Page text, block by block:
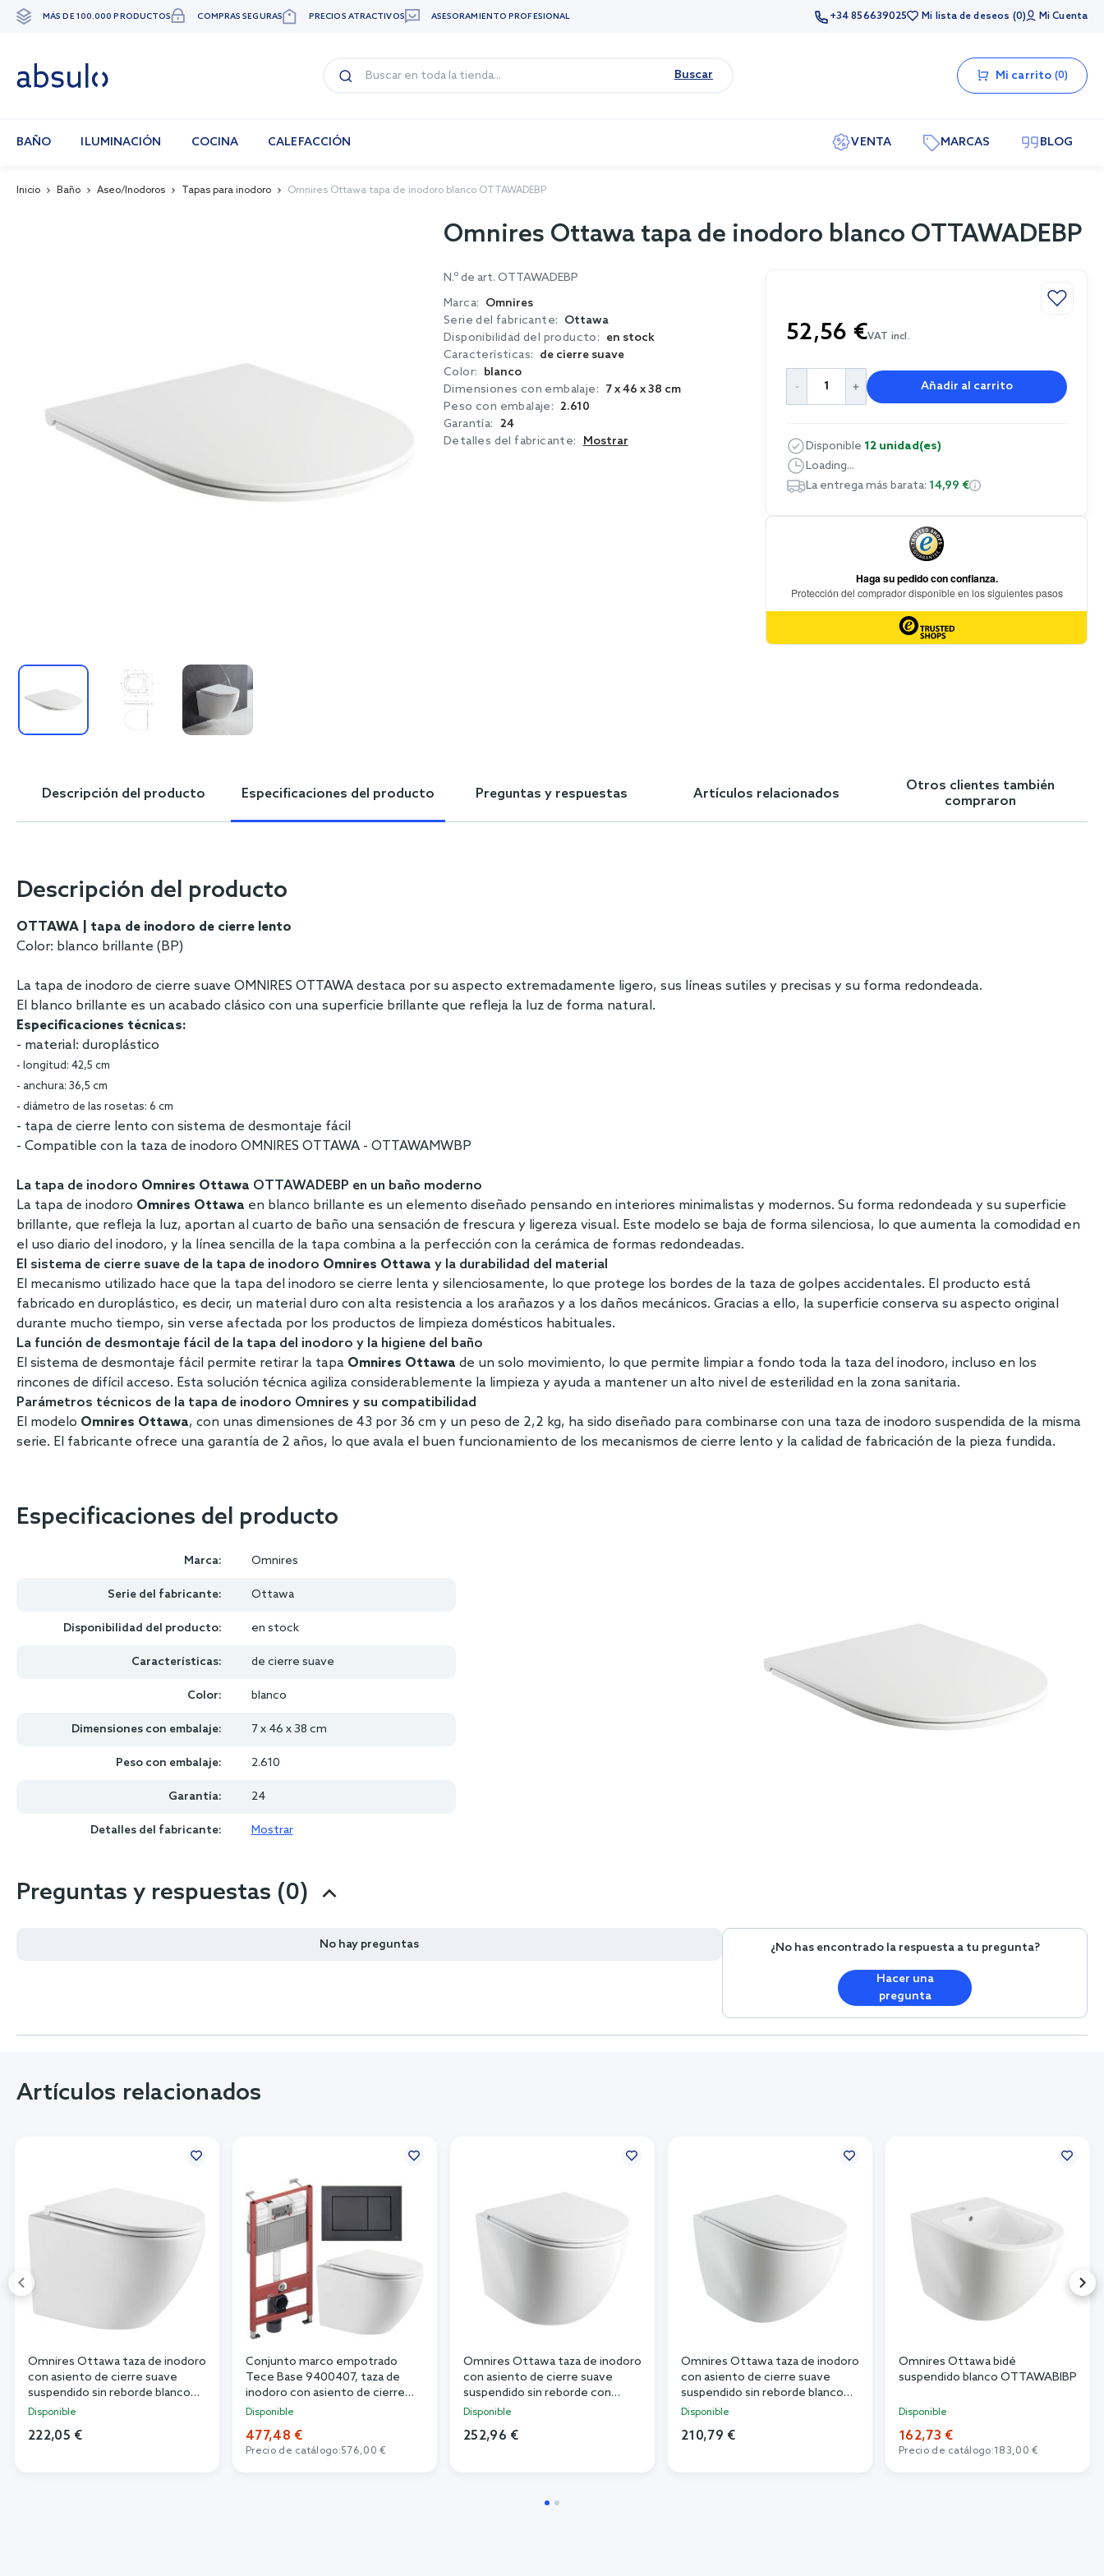
Ir
MÁS DE 100.000 PRODUCTOS COMPRAS SEGURAS PRECIOS ATRACTIVOS ASESORAMIENTO PROFESIONAL +34 856639025 Mi lista de deseos 0 Mi Cuenta
Buscar Mi carrito 0
BAÑO ILUMINACIÓN COCINA CALEFACCIÓN VENTA MARCAS BLOG
Inicio Baño Aseo/Inodoros Tapas para inodoro Omnires Ottawa tapa de inodoro blanco OTTAWADEBP
beginning
Omnires Ottawa tapa de inodoro blanco OTTAWADEBP
N.º de art. OTTAWADEBP
Marca: Omnires
Serie del fabricante: Ottawa
Disponibilidad del producto: en stock
Características: de cierre suave
Color: blanco
Dimensiones con embalaje: 7 x 46 x 38 cm
Peso con embalaje: 2.610
Garantía: 24
Detalles del fabricante:
Mostrar
52,56 €VAT incl.
Añadir al carrito
Disponible 12 unidad(es)
Loading...
La entrega más barata: 14,99 €
Descripción del producto Especificaciones del producto Preguntas y respuestas Artículos relacionados
Otros clientes también
compraron
Descripción del producto
OTTAWA | tapa de inodoro de cierre lento
Color: blanco brillante (BP)
La tapa de inodoro de cierre suave OMNIRES OTTAWA destaca por su aspecto extremadamente ligero, sus líneas sutiles y precisas y su forma redondeada.
El blanco brillante es un acabado clásico con una superficie brillante que refleja la luz de forma natural.
Especificaciones técnicas:
- material: duroplástico
- longitud: 42,5 cm
- anchura: 36,5 cm
- diámetro de las rosetas: 6 cm
- tapa de cierre lento con sistema de desmontaje fácil
- Compatible con la taza de inodoro OMNIRES OTTAWA - OTTAWAMWBP
La tapa de inodoro Omnires Ottawa OTTAWADEBP en un baño moderno
La tapa de inodoro Omnires Ottawa en blanco brillante es un elemento diseñado pensando en interiores minimalistas y modernos. Su forma redondeada y su superficie
brillante, que refleja la luz, aportan al cuarto de baño una sensación de frescura y ligereza visual. Este modelo se baja de forma silenciosa, lo que aumenta la comodidad en
el uso diario del inodoro, y la línea sencilla de la tapa combina a la perfección con la cerámica de formas redondeadas.
El sistema de cierre suave de la tapa de inodoro Omnires Ottawa y la durabilidad del material
El mecanismo utilizado hace que la tapa del inodoro se cierre lenta y silenciosamente, lo que protege los bordes de la taza de golpes accidentales. El producto está
fabricado en duroplástico, es decir, un material duro con alta resistencia a los arañazos y a los daños mecánicos. Gracias a ello, la superficie conserva su aspecto original
durante mucho tiempo, sin verse afectada por los productos de limpieza domésticos habituales.
La función de desmontaje fácil de la tapa del inodoro y la higiene del baño
El sistema de desmontaje fácil permite retirar la tapa Omnires Ottawa de un solo movimiento, lo que permite limpiar a fondo toda la taza del inodoro, incluso en los
rincones de difícil acceso. Esta solución técnica agiliza considerablemente la limpieza y ayuda a mantener un alto nivel de esterilidad en la zona sanitaria.
Parámetros técnicos de la tapa de inodoro Omnires y su compatibilidad
El modelo Omnires Ottawa, con unas dimensiones de 43 por 36 cm y un peso de 2,2 kg, ha sido diseñado para combinarse con una taza de inodoro suspendida de la misma
serie. El fabricante ofrece una garantía de 2 años, lo que avala el buen funcionamiento de los mecanismos de cierre lento y la calidad de fabricación de la pieza fundida.
Especificaciones del producto
Marca: Omnires
Serie del fabricante: Ottawa
Disponibilidad del producto: en stock
Características: de cierre suave
Color: blanco
Dimensiones con embalaje: 7 x 46 x 38 cm
Peso con embalaje: 2.610
Garantía: 24
Detalles del fabricante: Mostrar
Preguntas y respuestas (0)
No hay preguntas ¿No has encontrado la respuesta a tu pregunta?
Hacer una
pregunta
Artículos relacionados
Omnires Ottawa taza de inodoro
con asiento de cierre suave
suspendido sin reborde blanco
brillante OTTAWAMWBP
Disponible
222,05 €
Conjunto marco empotrado
Tece Base 9400407, taza de
inodoro con asiento de cierre
suave Omnires Ottawa
Disponible
477,48 €
Precio de catálogo:576,00 €
Omnires Ottawa taza de inodoro
con asiento de cierre suave
suspendido sin reborde con
descarga de remolino blanco
Disponible
252,96 €
Omnires Ottawa taza de inodoro
con asiento de cierre suave
suspendido sin reborde blanco
brillante OTTAWACMWBP
Disponible
210,79 €
Omnires Ottawa bidé
suspendido blanco OTTAWABIBP
Disponible
162,73 €
Precio de catálogo:183,00 €